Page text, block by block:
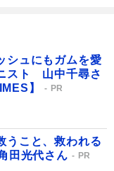
シュにもガムを愛
スト 山中千尋さ
】
PR
うこと、救われる
田光代さん
PR